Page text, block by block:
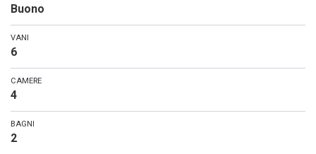
Buono
VANI
6
CAMERE
4
BAGNI
2